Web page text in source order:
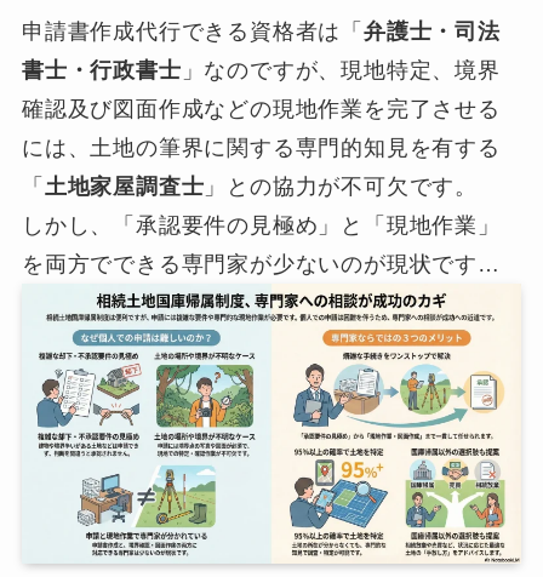
申請書作成代行できる資格者は「弁護士・司法
書士・行政書士 」なのですが、現地特定、境界
確認及び図面作成などの現地作業を完了させる
には、土地の筆界に関する専門的知見を有する
「 土地家屋調査士 」との協力が不可欠です。
しかし、「承認要件の見極め」と「現地作業」
を両方でできる専門家が少ないのが現状です…